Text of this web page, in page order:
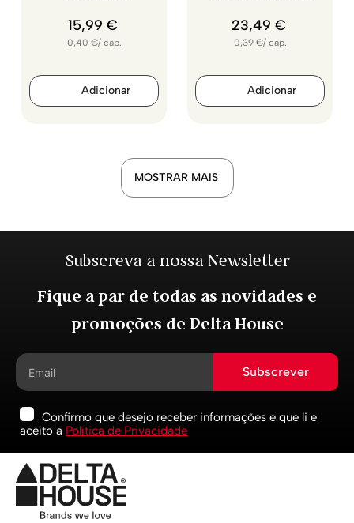
15,99 €
0,40 €/ cap.
23,49 €
0,39 €/ cap.
MOSTRAR MAIS
Subscreva a nossa Newsletter
Fique a par de todas as novidades e
promoções de Delta House
Subscrever
Confirmo que desejo receber informações e que li e
aceito a Política de Privacidade